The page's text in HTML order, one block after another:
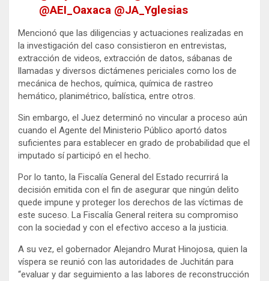
@AEI_Oaxaca @JA_Yglesias
Mencionó que las diligencias y actuaciones realizadas en
la investigación del caso consistieron en entrevistas,
extracción de videos, extracción de datos, sábanas de
llamadas y diversos dictámenes periciales como los de
mecánica de hechos, química, química de rastreo
hemático, planimétrico, balística, entre otros.
Sin embargo, el Juez determinó no vincular a proceso aún
cuando el Agente del Ministerio Público aportó datos
suficientes para establecer en grado de probabilidad que el
imputado sí participó en el hecho.
Por lo tanto, la Fiscalía General del Estado recurrirá la
decisión emitida con el fin de asegurar que ningún delito
quede impune y proteger los derechos de las víctimas de
este suceso. La Fiscalía General reitera su compromiso
con la sociedad y con el efectivo acceso a la justicia.
A su vez, el gobernador Alejandro Murat Hinojosa, quien la
víspera se reunió con las autoridades de Juchitán para
“evaluar y dar seguimiento a las labores de reconstrucción